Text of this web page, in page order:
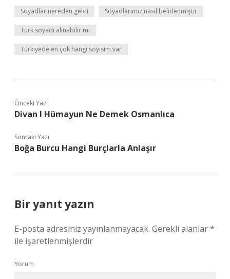
Soyadlar nereden geldi Soyadlarımız nasıl belirlenmiştir
Türk soyadı alınabilir mi
Türkiyede en çok hangi soyisim var
Önceki Yazı
Divan I Hümayun Ne Demek Osmanlıca
Sonraki Yazı
Boğa Burcu Hangi Burçlarla Anlaşır
Bir yanıt yazın
E-posta adresiniz yayınlanmayacak. Gerekli alanlar*
ile işaretlenmişlerdir
Yorum